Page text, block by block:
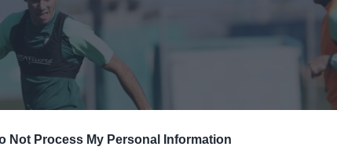
Not Process My Personal Information